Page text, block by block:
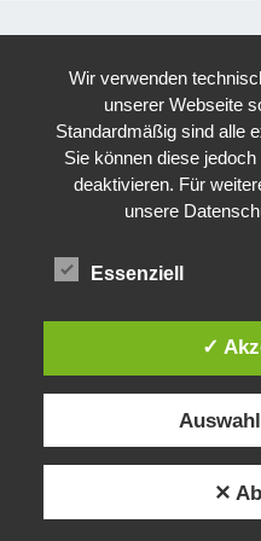
Wir verwenden
unserer Webseite
Standardmäßig sind alle
Sie können diese
deaktivieren. Für
unsere
Essenziell
✓
✕